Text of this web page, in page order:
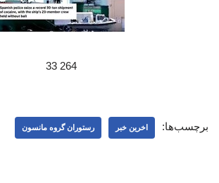
264 33
برچسب‌ها: اخرین خبر رستوران گروه مانسون